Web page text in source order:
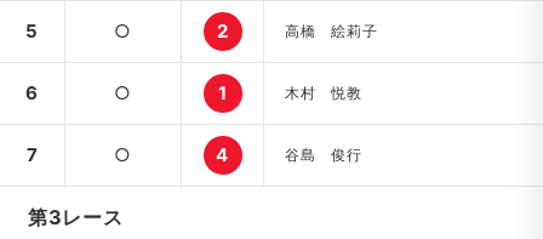
5 ○ 2 高橋 絵莉子
6 ○ 1 木村 悦教
7 ○ 4 谷島 俊行
第3レース